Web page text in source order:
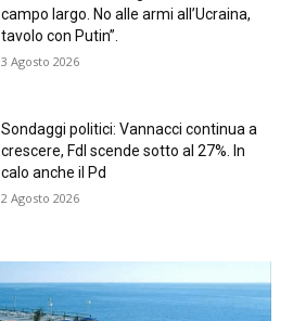
campo largo. No alle armi all’Ucraina,
tavolo con Putin”.
3 Agosto 2026
Sondaggi politici: Vannacci continua a
crescere, FdI scende sotto al 27%. In
calo anche il Pd
2 Agosto 2026